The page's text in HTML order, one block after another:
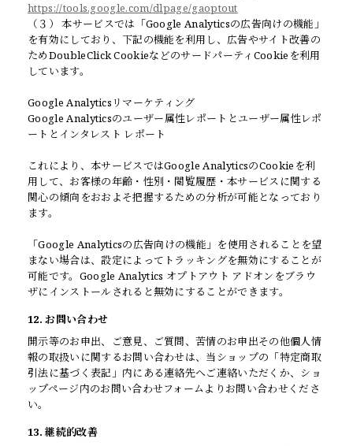
https://tools.google.com/dlpage/gaoptout
（３） 本サービスでは「Google Analyticsの広告向けの機能」
を有効にしており、下記の機能を利用し、広告やサイト改善の
ためDoubleClick CookieなどのサードパーティCookieを利用
しています。
Google Analyticsリマーケティング
Google Analyticsのユーザー属性レポートとユーザー属性レポ
ートとインタレスト レポート
これにより、本サービスではGoogle AnalyticsのCookieを利
用して、お客様の年齢・性別・閲覧履歴・本サービスに関する
関心の傾向をおおよそ把握するための分析が可能となっており
ます。
「Google Analyticsの広告向けの機能」を使用されることを望
まない場合は、設定によってトラッキングを無効にすることが
可能です。Google Analytics オプトアウト アドオンをブラウ
ザにインストールされると無効にすることができます。
12. お問い合わせ
開示等のお申出、ご意見、ご質問、苦情のお申出その他個人情
報の取扱いに関するお問い合わせは、当ショップの「特定商取
引法に基づく表記」内にある連絡先へご連絡いただくか、ショ
ップページ内のお問い合わせフォームよりお問い合わせくださ
い。
13. 継続的改善